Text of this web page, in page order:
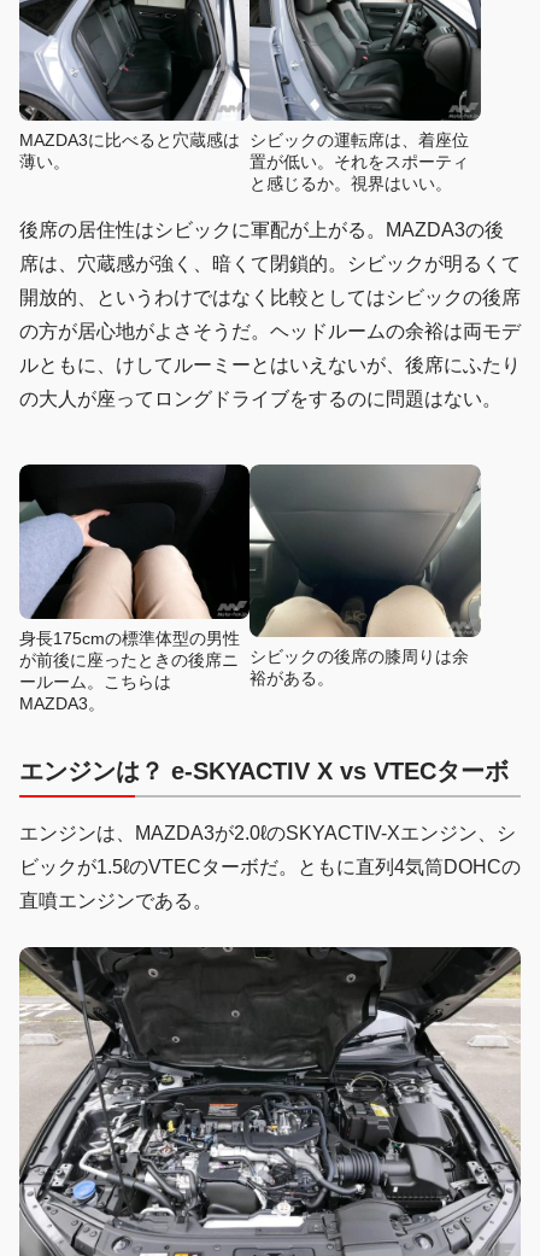
MAZDA3に比べると穴蔵感は
薄い。
シビックの運転席は、着座位
置が低い。それをスポーティ
と感じるか。視界はいい。
後席の居住性はシビックに軍配が上がる。MAZDA3の後
席は、穴蔵感が強く、暗くて閉鎖的。シビックが明るくて
開放的、というわけではなく比較としてはシビックの後席
の方が居心地がよさそうだ。ヘッドルームの余裕は両モデ
ルともに、けしてルーミーとはいえないが、後席にふたり
の大人が座ってロングドライブをするのに問題はない。
身長175cmの標準体型の男性
が前後に座ったときの後席ニ
ールーム。こちらは
MAZDA3。
シビックの後席の膝周りは余
裕がある。
エンジンは？ e-SKYACTIV X vs VTECターボ
エンジンは、MAZDA3が2.0ℓのSKYACTIV-Xエンジン、シ
ビックが1.5ℓのVTECターボだ。ともに直列4気筒DOHCの
直噴エンジンである。